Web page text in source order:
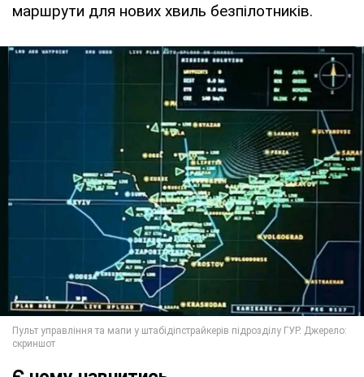
маршрути для нових хвиль безпілотників.